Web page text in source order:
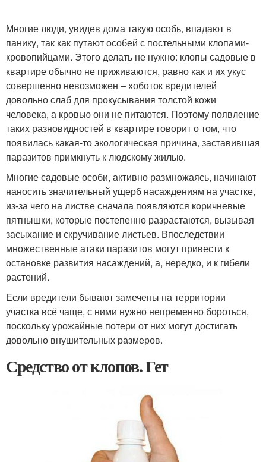
Многие люди, увидев дома такую особь, впадают в
панику, так как путают особей с постельными клопами-
кровопийцами. Этого делать не нужно: клопы садовые в
квартире обычно не приживаются, равно как и их укус
совершенно невозможен – хоботок вредителей
довольно слаб для прокусывания толстой кожи
человека, а кровью они не питаются. Поэтому появление
таких разновидностей в квартире говорит о том, что
появилась какая-то экологическая причина, заставившая
паразитов примкнуть к людскому жилью.
Многие садовые особи, активно размножаясь, начинают
наносить значительный ущерб насаждениям на участке,
из-за чего на листве сначала появляются коричневые
пятнышки, которые постепенно разрастаются, вызывая
засыхание и скручивание листьев. Впоследствии
множественные атаки паразитов могут привести к
остановке развития насаждений, а, нередко, и к гибели
растений.
Если вредители бывают замечены на территории
участка всё чаще, с ними нужно непременно бороться,
поскольку урожайные потери от них могут достигать
довольно внушительных размеров.
Средство от клопов. Гет